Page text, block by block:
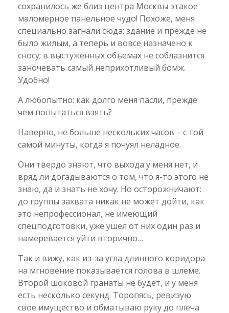
сохранилось же близ центра Москвы этакое
маломерное панельное чудо! Похоже, меня
специально загнали сюда: здание и прежде не
было жилым, а теперь и вовсе назначено к
сносу; в выстуженных объемах не соблазнится
заночевать самый неприхотливый бомж.
Удобно!
А любопытно: как долго меня пасли, прежде
чем попытаться взять?
Наверно, не больше нескольких часов – с той
самой минуты, когда я почуял неладное.
Они твердо знают, что выхода у меня нет, и
вряд ли догадываются о том, что я-то этого не
знаю, да и знать не хочу. Но осторожничают:
до группы захвата никак не может дойти, как
это непрофессионал, не имеющий
спецподготовки, уже ушел от них один раз и
намеревается уйти вторично…
Так и вижу, как из-за угла длинного коридора
на мгновение показывается голова в шлеме.
Второй шоковой гранаты не будет, и у меня
есть несколько секунд. Торопясь, ревизую
свое имущество и обматываю руку до плеча